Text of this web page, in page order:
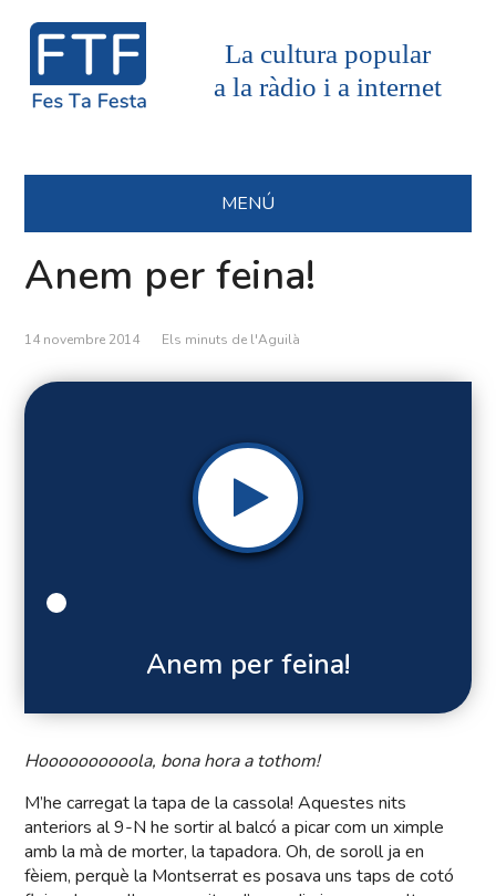
La cultura popular
a la ràdio i a internet
MENÚ
Anem per feina!
14 novembre 2014 Els minuts de l'Aguilà
Anem per feina!
Hoooooooooola, bona hora a tothom!
M’he carregat la tapa de la cassola! Aquestes nits
anteriors al 9-N he sortir al balcó a picar com un ximple
amb la mà de morter, la tapadora. Oh, de soroll ja en
fèiem, perquè la Montserrat es posava uns taps de cotó